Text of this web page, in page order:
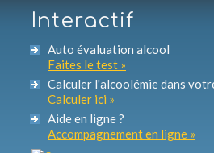
Interactif
Auto évaluation alcool
Faites le test »
Calculer l'alcoolémie dans
Calculer ici »
Aide en ligne ?
Accompagnement en ligne »